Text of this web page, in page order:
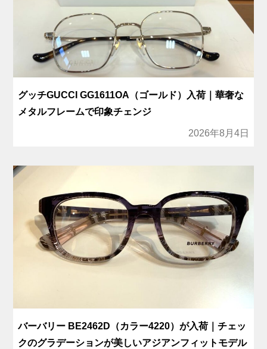
グッチGUCCI GG1611OA（ゴールド）入荷｜華奢な
メタルフレームで印象チェンジ
2026年8月4日
バーバリー BE2462D（カラー4220）が入荷｜チェッ
クのグラデーションが美しいアジアンフィットモデル